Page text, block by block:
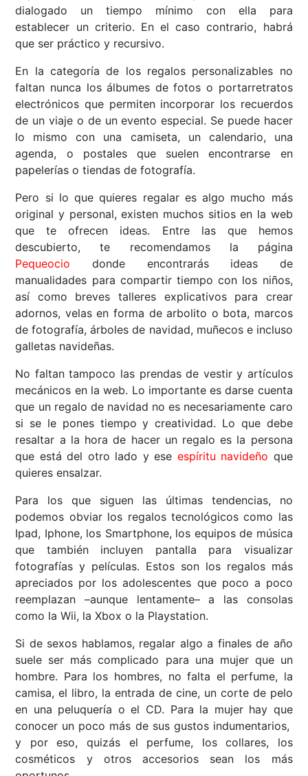
dialogado un tiempo mínimo con ella para
establecer un criterio. En el caso contrario, habrá
que ser práctico y recursivo.
En la categoría de los regalos personalizables no
faltan nunca los álbumes de fotos o portarretratos
electrónicos que permiten incorporar los recuerdos
de un viaje o de un evento especial. Se puede hacer
lo mismo con una camiseta, un calendario, una
agenda, o postales que suelen encontrarse en
papelerías o tiendas de fotografía.
Pero si lo que quieres regalar es algo mucho más
original y personal, existen muchos sitios en la web
que te ofrecen ideas. Entre las que hemos
descubierto, te recomendamos la página
Pequeocio donde encontrarás ideas de
manualidades para compartir tiempo con los niños,
así como breves talleres explicativos para crear
adornos, velas en forma de arbolito o bota, marcos
de fotografía, árboles de navidad, muñecos e incluso
galletas navideñas.
No faltan tampoco las prendas de vestir y artículos
mecánicos en la web. Lo importante es darse cuenta
que un regalo de navidad no es necesariamente caro
si se le pones tiempo y creatividad. Lo que debe
resaltar a la hora de hacer un regalo es la persona
que está del otro lado y ese espíritu navideño que
quieres ensalzar.
Para los que siguen las últimas tendencias, no
podemos obviar los regalos tecnológicos como las
Ipad, Iphone, los Smartphone, los equipos de música
que también incluyen pantalla para visualizar
fotografías y películas. Estos son los regalos más
apreciados por los adolescentes que poco a poco
reemplazan –aunque lentamente– a las consolas
como la Wii, la Xbox o la Playstation.
Si de sexos hablamos, regalar algo a finales de año
suele ser más complicado para una mujer que un
hombre. Para los hombres, no falta el perfume, la
camisa, el libro, la entrada de cine, un corte de pelo
en una peluquería o el CD. Para la mujer hay que
conocer un poco más de sus gustos indumentarios,
y por eso, quizás el perfume, los collares, los
cosméticos y otros accesorios sean los más